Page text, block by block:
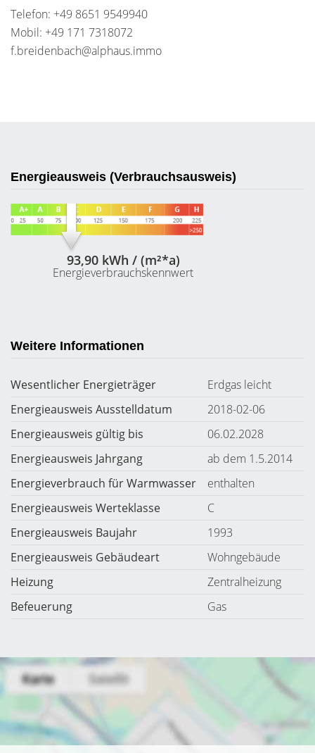
Telefon: +49 8651 9549940
Mobil: +49 171 7318072
f.breidenbach@alphaus.immo
Energieausweis (Verbrauchsausweis)
93,90 kWh / (m²*a)
Energieverbrauchskennwert
Weitere Informationen
Wesentlicher Energieträger
Erdgas leicht
Energieausweis Ausstelldatum
2018-02-06
Energieausweis gültig bis
06.02.2028
Energieausweis Jahrgang
ab dem 1.5.2014
Energieverbrauch für Warmwasser
enthalten
Energieausweis Werteklasse
C
Energieausweis Baujahr
1993
Energieausweis Gebäudeart
Wohngebäude
Heizung
Zentralheizung
Befeuerung
Gas